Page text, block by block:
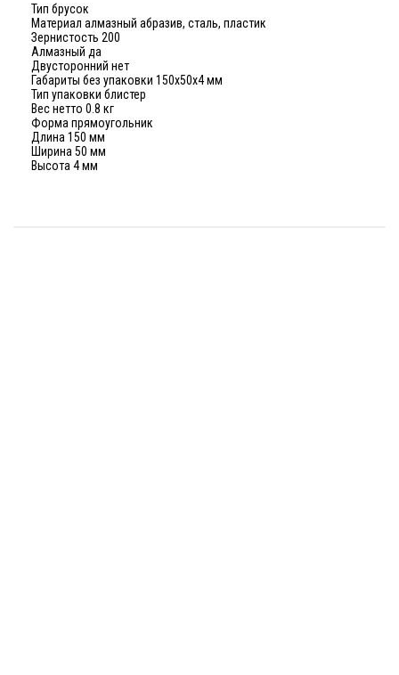
Тип брусок
Материал алмазный абразив, сталь, пластик
Зернистость 200
Алмазный да
Двусторонний нет
Габариты без упаковки 150x50х4 мм
Тип упаковки блистер
Вес нетто 0.8 кг
Форма прямоугольник
Длина 150 мм
Ширина 50 мм
Высота 4 мм